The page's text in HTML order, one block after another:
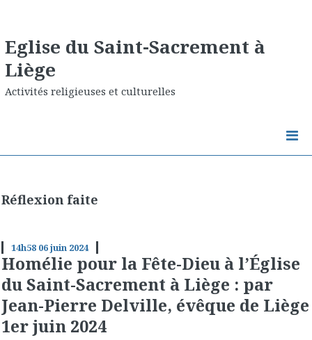
Eglise du Saint-Sacrement à
Liège
Activités religieuses et culturelles
Réflexion faite
14h58 06juin 2024
Homélie pour la Fête-Dieu à l’Église
du Saint-Sacrement à Liège : par
Jean-Pierre Delville, évêque de Liège
1er juin 2024